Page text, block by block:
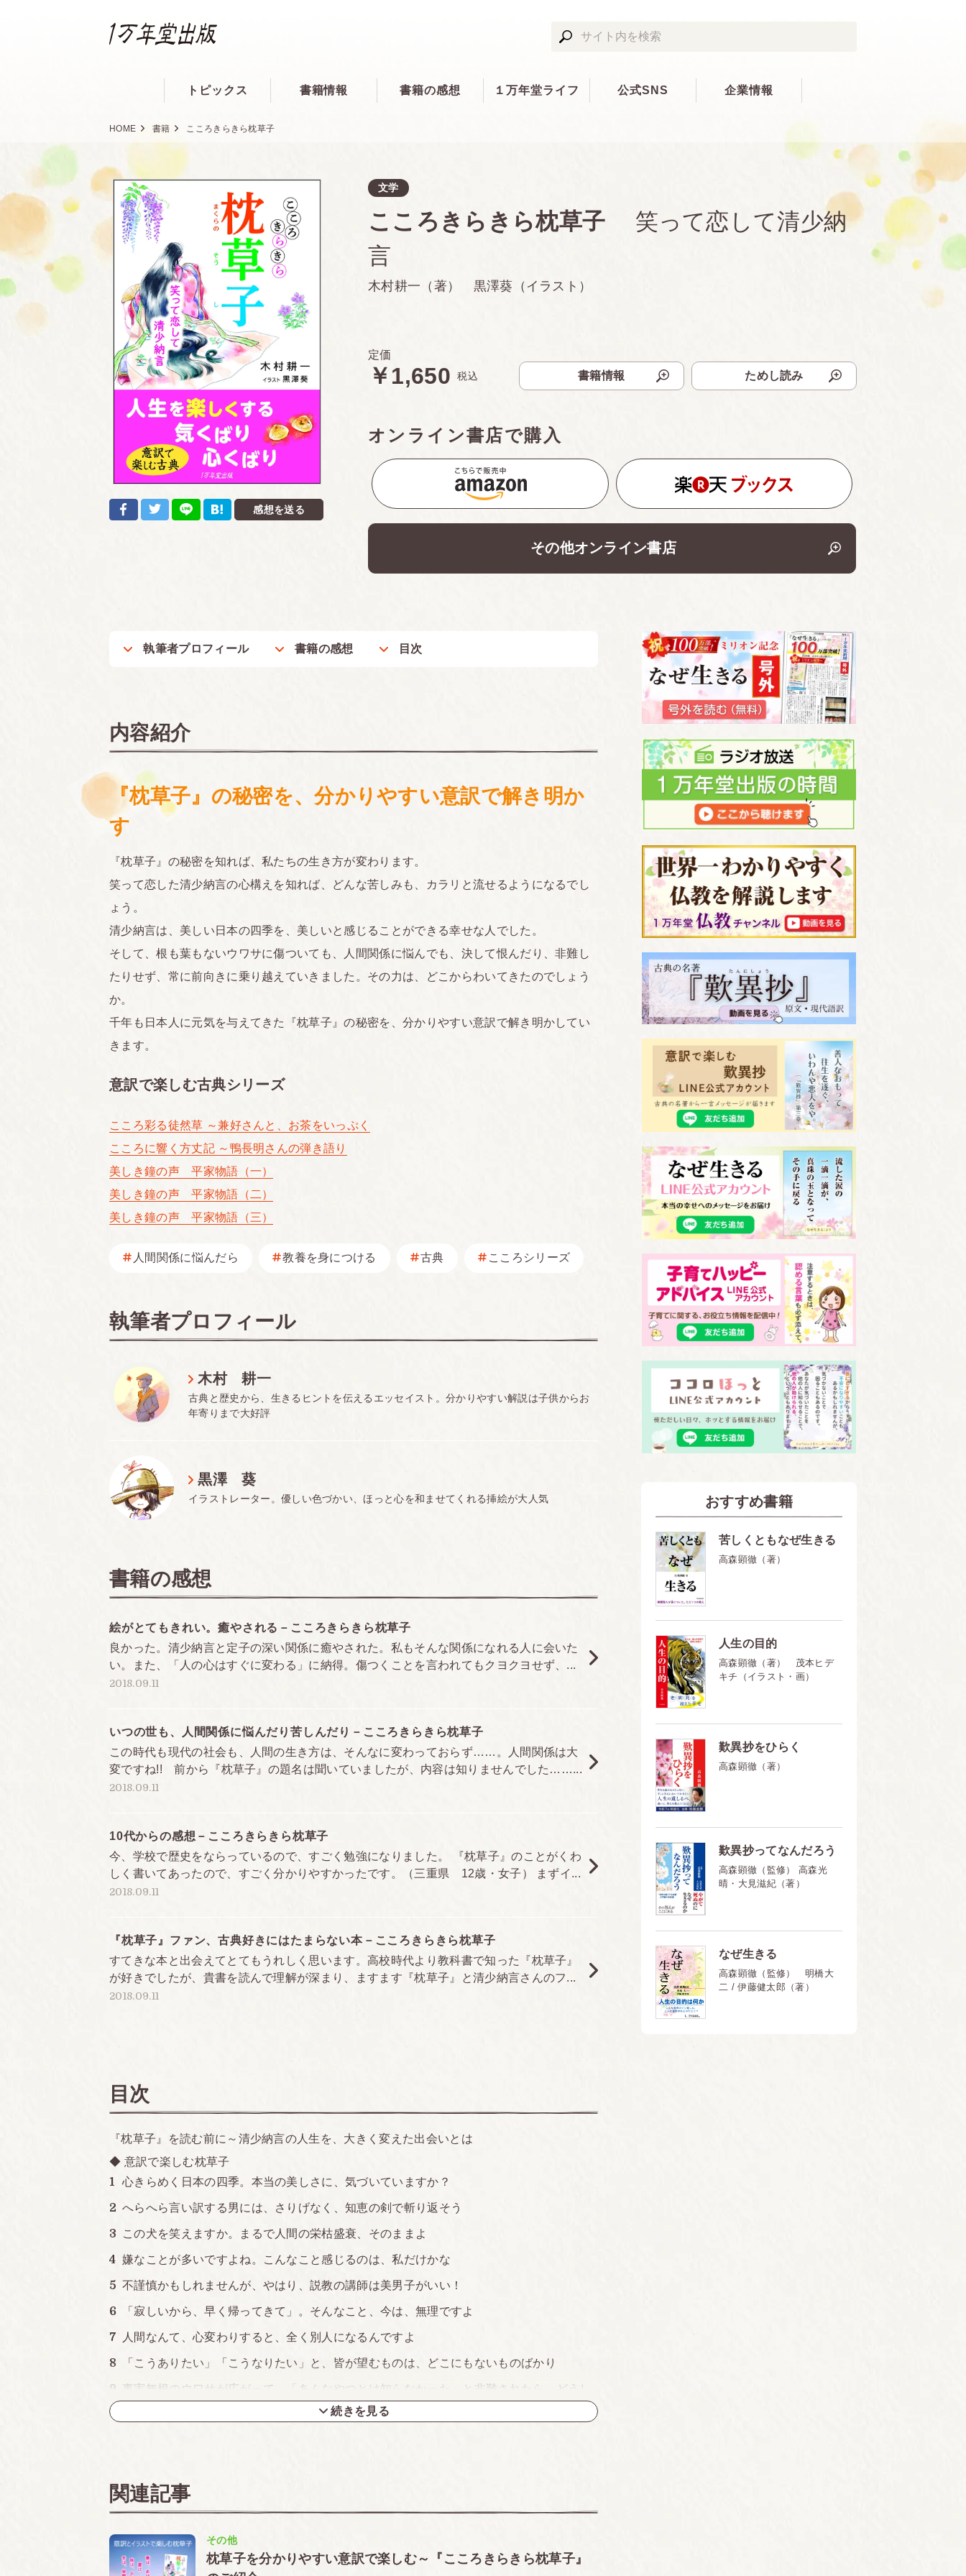
トピックス 書籍情報 書籍の感想 １万年堂ライフ 公式SNS 企業情報
HOME 書籍 こころきらきら枕草子
文学
こころきらきら枕草子
笑って恋して清少納
言
木村耕一（著） 黒澤葵（イラスト）
定価
￥1,650 税込 書籍情報 ためし読み
オンライン書店で購入
その他オンライン書店
感想を送る
執筆者プロフィール 書籍の感想 目次
内容紹介
『枕草子』の秘密を、分かりやすい意訳で解き明か
す
『枕草子』の秘密を知れば、私たちの生き方が変わります。
笑って恋した清少納言の心構えを知れば、どんな苦しみも、カラリと流せるようになるでし
ょう。
清少納言は、美しい日本の四季を、美しいと感じることができる幸せな人でした。
そして、根も葉もないウワサに傷ついても、人間関係に悩んでも、決して恨んだり、非難し
たりせず、常に前向きに乗り越えていきました。その力は、どこからわいてきたのでしょう
か。
千年も日本人に元気を与えてきた『枕草子』の秘密を、分かりやすい意訳で解き明かしてい
きます。
意訳で楽しむ古典シリーズ
こころ彩る徒然草 ～兼好さんと、お茶をいっぷく
こころに響く方丈記 ～鴨長明さんの弾き語り
美しき鐘の声 平家物語（一）
美しき鐘の声 平家物語（二）
美しき鐘の声 平家物語（三）
人間関係に悩んだら 教養を身につける 古典 こころシリーズ
執筆者プロフィール
木村 耕一
古典と歴史から、生きるヒントを伝えるエッセイスト。分かりやすい解説は子供からお
年寄りまで大好評
黒澤 葵
イラストレーター。優しい色づかい、ほっと心を和ませてくれる挿絵が大人気
書籍の感想
絵がとてもきれい。癒やされる－こころきらきら枕草子
良かった。清少納言と定子の深い関係に癒やされた。私もそんな関係になれる人に会いた
い。また、「人の心はすぐに変わる」に納得。傷つくことを言われてもクヨクヨせず、...
2018.09.11
いつの世も、人間関係に悩んだり苦しんだり－こころきらきら枕草子
この時代も現代の社会も、人間の生き方は、そんなに変わっておらず……。人間関係は大
変ですね!! 前から『枕草子』の題名は聞いていましたが、内容は知りませんでした……...
2018.09.11
10代からの感想－こころきらきら枕草子
今、学校で歴史をならっているので、すごく勉強になりました。 『枕草子』のことがくわ
しく書いてあったので、すごく分かりやすかったです。（三重県 12歳・女子） まずイ...
2018.09.11
『枕草子』ファン、古典好きにはたまらない本－こころきらきら枕草子
すてきな本と出会えてとてもうれしく思います。高校時代より教科書で知った『枕草子』
が好きでしたが、貴書を読んで理解が深まり、ますます『枕草子』と清少納言さんのフ...
2018.09.11
目次
『枕草子』を読む前に～清少納言の人生を、大きく変えた出会いとは
◆ 意訳で楽しむ枕草子
心きらめく日本の四季。本当の美しさに、気づいていますか？
へらへら言い訳する男には、さりげなく、知恵の剣で斬り返そう
この犬を笑えますか。まるで人間の栄枯盛衰、そのままよ
嫌なことが多いですよね。こんなこと感じるのは、私だけかな
不謹慎かもしれませんが、やはり、説教の講師は美男子がいい！
「寂しいから、早く帰ってきて」。そんなこと、今は、無理ですよ
人間なんて、心変わりすると、全く別人になるんですよ
「こうありたい」「こうなりたい」と、皆が望むものは、どこにもないものばかり
事実無根のウワサが広がって、「あんなやつとは知らなかった」と非難されたら、どうし
桜の花は、絵よりも、実物が美しい。松の木は、実物よりも、絵が素晴らしい
冬は、冬らしく。夏は、夏らしく
恥ずかしいと思いませんか。女は、他人のウワサ話と悪口ばかり。男は、女をもてあそん
でばかり
続きを見る
関連記事
その他
枕草子を分かりやすい意訳で楽しむ～『こころきらきら枕草子』
おすすめ書籍
苦しくともなぜ生きる
高森顕徹（著）
人生の目的
高森顕徹（著） 茂本ヒデ
キチ（イラスト・画）
歎異抄をひらく
高森顕徹（著）
歎異抄ってなんだろう
高森顕徹（監修） 高森光
晴・大見滋紀（著）
なぜ生きる
高森顕徹（監修） 明橋大
二 / 伊藤健太郎（著）
判型 四六判上製
発売日 2018.07.30
発行部数 4万部